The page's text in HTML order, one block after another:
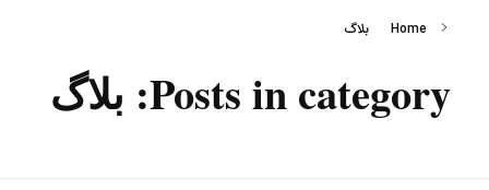
Home بلاگ
Posts in category: بلاگ